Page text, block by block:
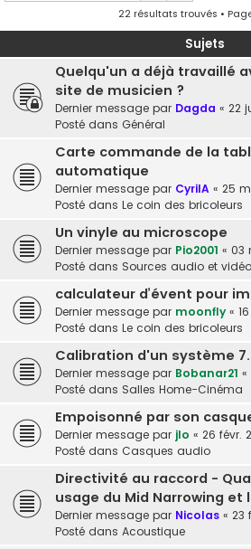
22 résultats trouvés •
Sujets
Quelqu'un a déjà travaillé
site de musicien ?
Dernier message par Dagda « 22
Posté dans Général
Carte commande de la
automatique
Dernier message par CyrilA « 25
Posté dans Le coin des bricoleurs
Un vinyle au microscope
Dernier message par Pio2001 « 03
Posté dans Sources audio et vidéo
calculateur d’évent pour
Dernier message par moonfly «
Posté dans Le coin des bricoleurs
Calibration d'un système
Dernier message par Bobanar21 «
Posté dans Salles Home-Cinéma
Empoisonné par son
Dernier message par jlo « 26 févr.
Posté dans Casques audio
Directivité au raccord -
usage du Mid Narrowing et
Dernier message par Nicolas « 23
Posté dans Acoustique